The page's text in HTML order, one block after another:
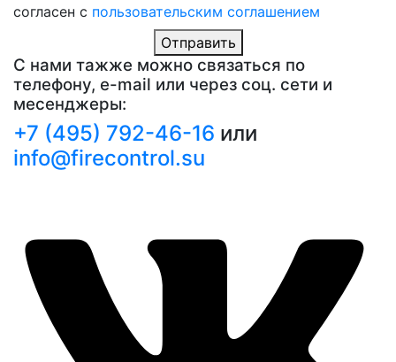
согласен с пользовательским соглашением
Отправить
С нами тажже можно связаться по
телефону, e-mail или через соц. сети и
месенджеры:
+7 (495) 792-46-16 или
info@firecontrol.su